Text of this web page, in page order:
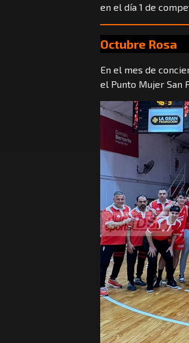
en el día 1 de
Octubre Rosa
En el mes de
el Punto Mujer San